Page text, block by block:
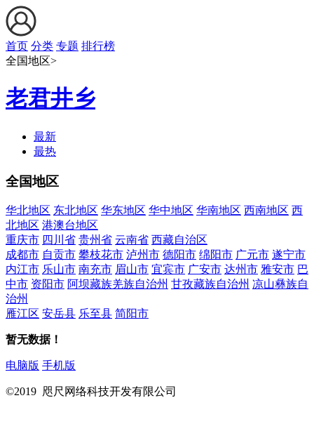
首页 分类 专题 排行榜
全国地区>
老君井乡
最新
最热
全国地区
华北地区 东北地区 华东地区 华中地区 华南地区 西南地区 西
北地区 港澳台地区
重庆市 四川省 贵州省 云南省 西藏自治区
成都市 自贡市 攀枝花市 泸州市 德阳市 绵阳市 广元市 遂宁市
内江市 乐山市 南充市 眉山市 宜宾市 广安市 达州市 雅安市 巴
中市 资阳市 阿坝藏族羌族自治州 甘孜藏族自治州 凉山彝族自
治州
雁江区 安岳县 乐至县 简阳市
暂无数据！
电脑版 手机版
©2019 咫尺网络科技开发有限公司